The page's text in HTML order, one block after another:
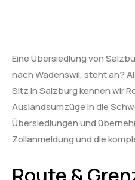
Eine Übersiedlung von
nach Wädenswil, steht an?
Sitz in Salzburg kennen wir
Auslandsumzüge in die
Übersiedlungen und
Zollanmeldung und die